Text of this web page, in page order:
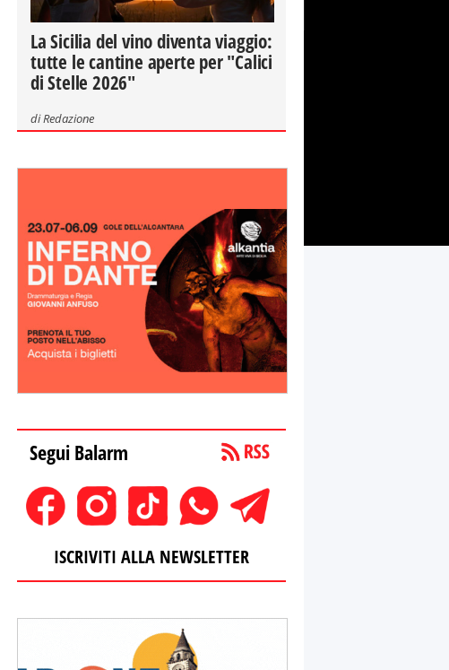
La Sicilia del vino diventa viaggio:
tutte le cantine aperte per "Calici
di Stelle 2026"
diRedazione
Segui Balarm
ISCRIVITI ALLA NEWSLETTER